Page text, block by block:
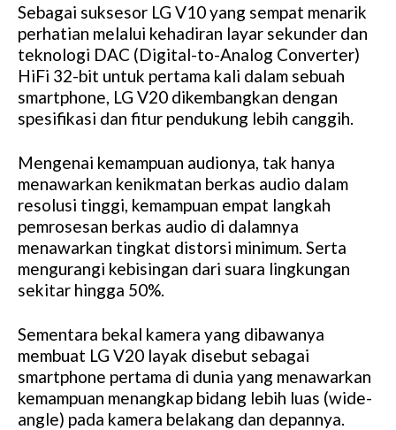
M
u
t
e
Sebagai suksesor LG V10 yang sempat menarik
perhatian melalui kehadiran layar sekunder dan
teknologi DAC (Digital-to-Analog Converter)
HiFi 32-bit untuk pertama kali dalam sebuah
smartphone, LG V20 dikembangkan dengan
spesifikasi dan fitur pendukung lebih canggih.
Mengenai kemampuan audionya, tak hanya
menawarkan kenikmatan berkas audio dalam
resolusi tinggi, kemampuan empat langkah
pemrosesan berkas audio di dalamnya
menawarkan tingkat distorsi minimum. Serta
mengurangi kebisingan dari suara lingkungan
sekitar hingga 50%.
Sementara bekal kamera yang dibawanya
membuat LG V20 layak disebut sebagai
smartphone pertama di dunia yang menawarkan
kemampuan menangkap bidang lebih luas (wide-
angle) pada kamera belakang dan depannya.